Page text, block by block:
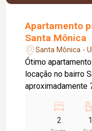
Apartamento
Santa Mônica
Santa Mônica -
Ótimo
locação no bairro
aproximadamente
planejada com
depurador; 02
2 1